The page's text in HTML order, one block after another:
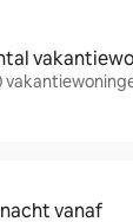
vanaf